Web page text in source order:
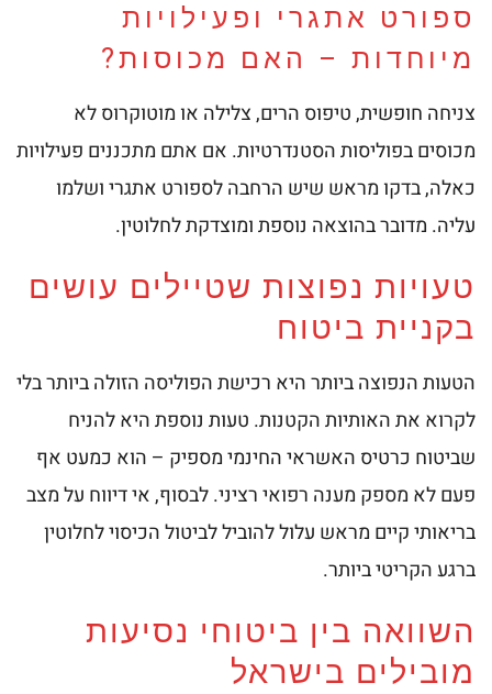
ספורט אתגרי ופעילויות
מיוחדות – האם מכוסות?
צניחה חופשית, טיפוס הרים, צלילה או מוטוקרוס לא
מכוסים בפוליסות הסטנדרטיות. אם אתם מתכננים פעילויות
כאלה, בדקו מראש שיש הרחבה לספורט אתגרי ושלמו
עליה. מדובר בהוצאה נוספת ומוצדקת לחלוטין.
טעויות נפוצות שטיילים עושים
בקניית ביטוח
הטעות הנפוצה ביותר היא רכישת הפוליסה הזולה ביותר בלי
לקרוא את האותיות הקטנות. טעות נוספת היא להניח
שביטוח כרטיס האשראי החינמי מספיק – הוא כמעט אף
פעם לא מספק מענה רפואי רציני. לבסוף, אי דיווח על מצב
בריאותי קיים מראש עלול להוביל לביטול הכיסוי לחלוטין
ברגע הקריטי ביותר.
השוואה בין ביטוחי נסיעות
מובילים בישראל